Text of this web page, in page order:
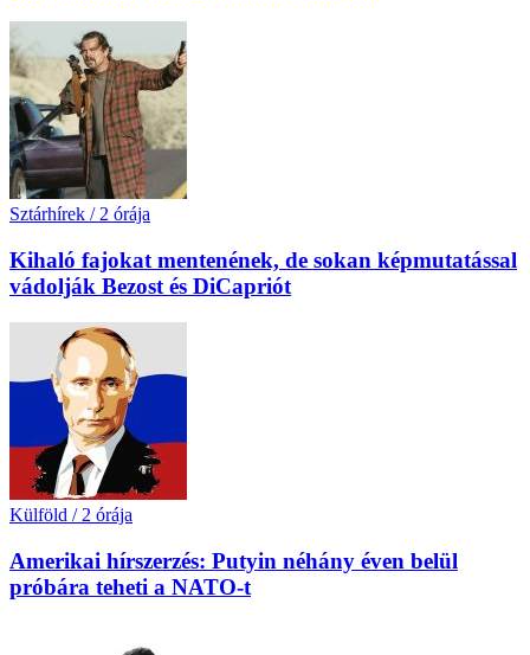
Sztárhírek / 2 órája
Kihaló fajokat mentenének, de sokan képmutatással
vádolják Bezost és DiCapriót
Külföld / 2 órája
Amerikai hírszerzés: Putyin néhány éven belül
próbára teheti a NATO-t